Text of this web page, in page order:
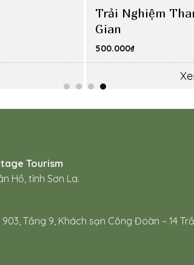
Trải Nghiệm
Gian
500.000₫
Tourism
Hồ, tỉnh Sơn La.
Tầng 9, Khách sạn Công Đoàn – 14